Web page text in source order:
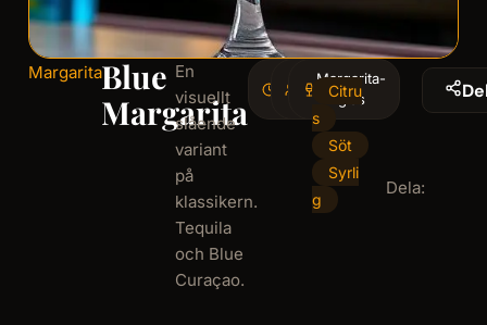
MargaritaBlue
Margarita
En
visuellt
slående
variant
på
klassikern.
Tequila
och Blue
Curaçao.
4
minminutes
1
serving
Margarita-
glas
Citru
s
Söt
Syrli
g
Dela: